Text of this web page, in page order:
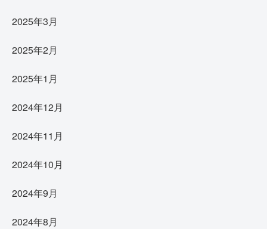
2025年3月
2025年2月
2025年1月
2024年12月
2024年11月
2024年10月
2024年9月
2024年8月